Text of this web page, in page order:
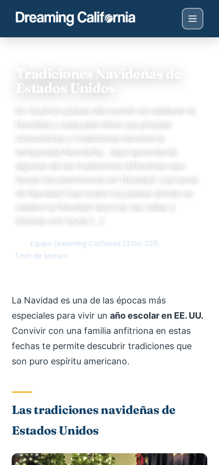
Tradiciones Navideñas de
Estados Unidos
En muchos países del mundo se celebran la
Navidad y cada país tiene sus propias
costumbres y tradiciones durante la
temporada Navideña. Aquí aprenderás
algunas de las tradiciones diferentes que
hacen los americanos en Navidad. Las luces
de Navidad Casi todos los países donde se
celebra la Navidad decoran las calles y
árboles con luces […]
Equipo Dreaming California 23 Dic 2015
1 min de lectura
La Navidad es una de las épocas más
especiales para vivir un año escolar en EE. UU.
Convivir con una familia anfitriona en estas
fechas te permite descubrir tradiciones que
son puro espíritu americano.
Las tradiciones navideñas de
Estados Unidos